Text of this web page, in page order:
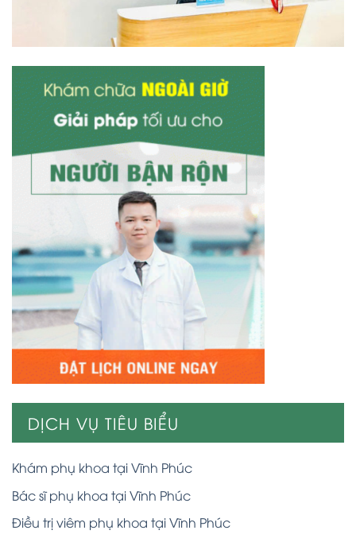
DỊCH VỤ TIÊU BIỂU
Khám phụ khoa tại Vĩnh Phúc
Bác sĩ phụ khoa tại Vĩnh Phúc
Điều trị viêm phụ khoa tại Vĩnh Phúc